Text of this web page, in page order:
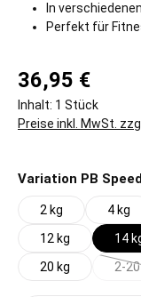
In
Perfekt für
36,95 €
Inhalt: 1 Stück
Preise inkl. MwSt.
Variation PB
2 kg 4 kg
12 kg
14
20 kg
2-